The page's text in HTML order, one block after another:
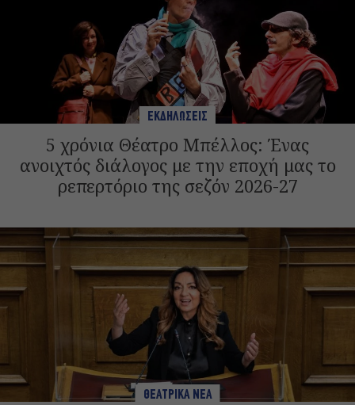
ΕΚΔΗΛΩΣΕΙΣ
5 χρόνια Θέατρο Μπέλλος: Ένας
ανοιχτός διάλογος με την εποχή μας το
ρεπερτόριο της σεζόν 2026-27
ΘΕΑΤΡΙΚΑ ΝΕΑ